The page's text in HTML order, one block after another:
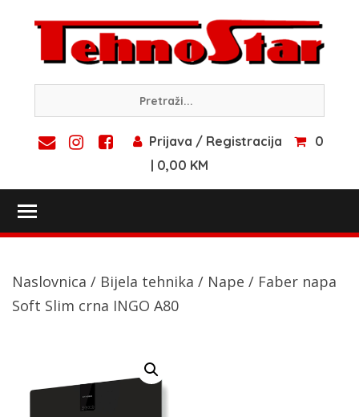
content
Prijava / Registracija
0
| 0,00 KM
Naslovnica / Bijela tehnika / Nape / Faber napa
Soft Slim crna INGO A80